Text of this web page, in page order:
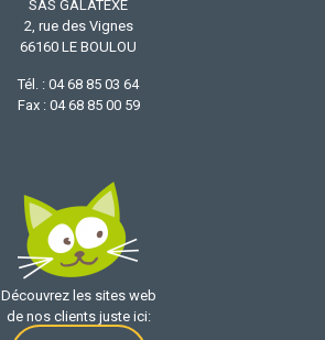
SAS GALATEXE
2, rue des Vignes
66160 LE BOULOU
Tél. : 04 68 85 03 64
Fax : 04 68 85 00 59
Découvrez les sites web
de nos clients juste ici: